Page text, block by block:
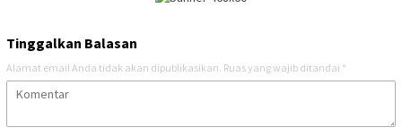
Tinggalkan Balasan
Alamat email Anda tidak akan dipublikasikan. Ruas yang wajib ditandai *